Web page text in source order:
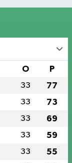
O P
33 77
33 73
33 69
33 59
33 55